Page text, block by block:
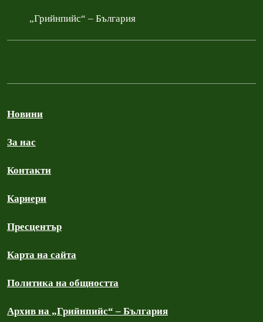
„Грийнпийс“ – България
Новини
За нас
Контакти
Кариери
Пресцентър
Карта на сайта
Политика на общността
Архив на „Грийнпийс“ – България